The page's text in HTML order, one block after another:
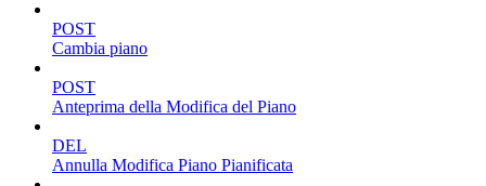
POST
Cambia piano
POST
Anteprima della Modifica del Piano
DEL
Annulla Modifica Piano Pianificata